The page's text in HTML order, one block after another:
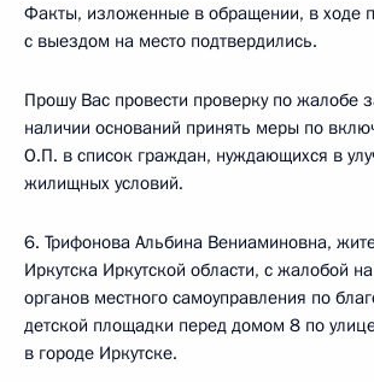
Факты, изложенные в обращении, в ходе
с выездом на место подтвердились.
Прошу Вас провести проверку по жалобе
наличии оснований принять меры по
О.П. в список граждан, нуждающихся в
жилищных условий.
6. Трифонова Альбина Вениаминовна,
Иркутска Иркутской области, с жалобой
органов местного самоуправления по
детской площадки перед домом 8 по
в городе Иркутске.